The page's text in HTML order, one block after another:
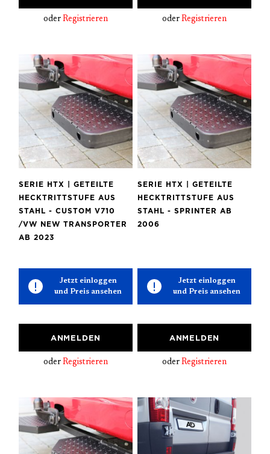
oder Registrieren oder Registrieren
SERIE HTX | GETEILTE
HECKTRITTSTUFE AUS
STAHL - CUSTOM V710
/VW NEW TRANSPORTER
AB 2023
Jetzt einloggen
und Preis ansehen
ANMELDEN
oder Registrieren
SERIE HTX | GETEILTE
HECKTRITTSTUFE AUS
STAHL - SPRINTER AB
2006
Jetzt einloggen
und Preis ansehen
ANMELDEN
oder Registrieren